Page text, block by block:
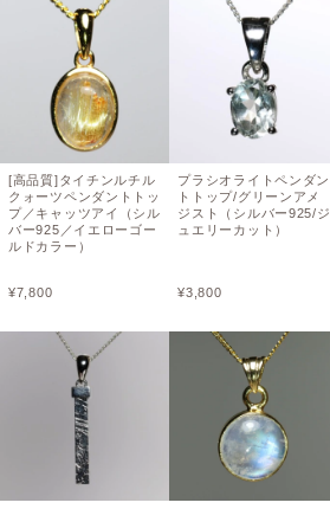
[高品質]タイチンルチル
クォーツペンダントトッ
プ／キャッツアイ（シル
バー925／イエローゴー
ルドカラー）
¥7,800
プラシオライトペンダン
トトップ/グリーンアメ
ジスト（シルバー925/ジ
ュエリーカット）
¥3,800